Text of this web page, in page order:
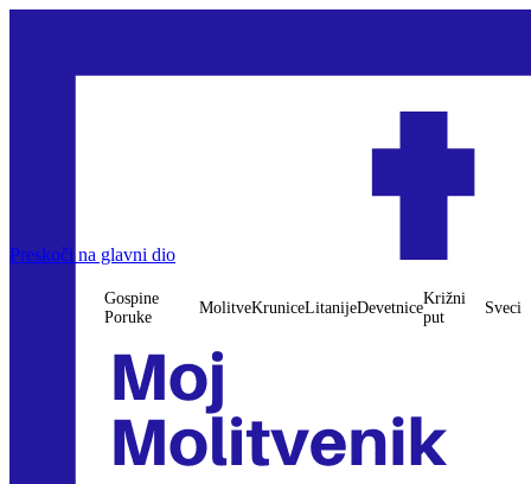
Preskoči na glavni dio
Gospine
Poruke
MolitveKruniceLitanijeDevetnice
Križni
put
Sveci